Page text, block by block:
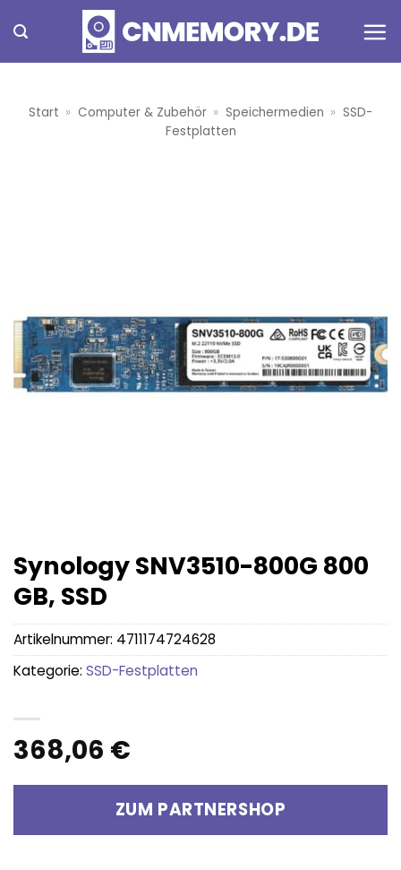
Inhalt
springen
Start » Computer & Zubehör » Speichermedien » SSD-
Festplatten
Synology SNV3510-800G 800
GB, SSD
368,06 €
ZUM PARTNERSHOP
Artikelnummer: 4711174724628
Kategorie: SSD-Festplatten